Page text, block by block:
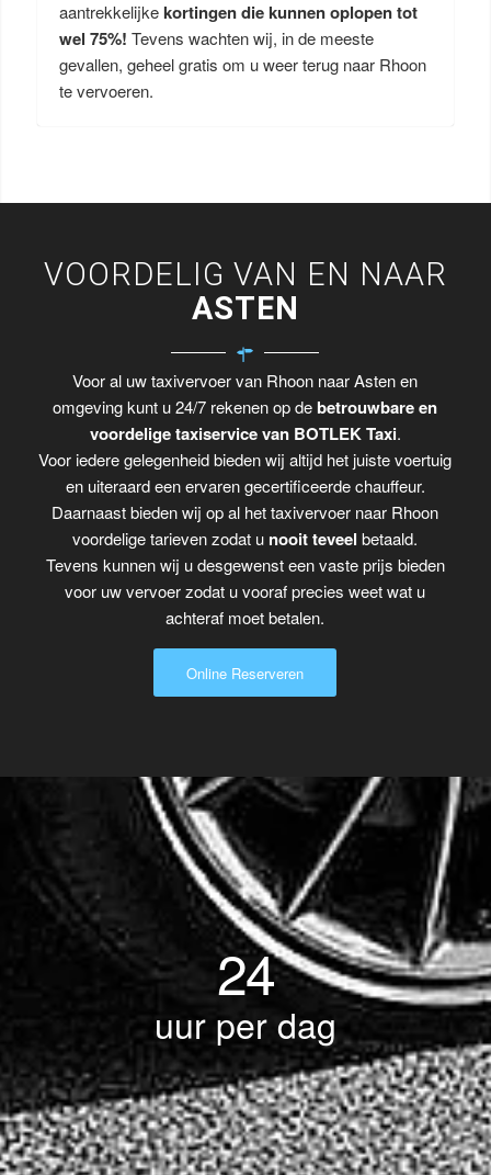
aantrekkelijkekortingen die kunnen oplopen tot
wel 75%! Tevens wachten wij, in de meeste
gevallen, geheel gratis om u weer terug naar Rhoon
te vervoeren.
VOORDELIG VAN EN NAAR
ASTEN
Voor al uw taxivervoer van Rhoon naar Asten en
omgeving kunt u 24/7 rekenen op debetrouwbare en
voordelige taxiservice van BOTLEK Taxi.
Voor iedere gelegenheid bieden wij altijd het juiste voertuig
en uiteraard een ervaren gecertificeerde chauffeur.
Daarnaast bieden wij op al het taxivervoer naar Rhoon
voordelige tarieven zodat u nooit teveel betaald.
Tevens kunnen wij u desgewenst een vaste prijs bieden
voor uw vervoer zodat u vooraf precies weet wat u
achteraf moet betalen.
Online Reserveren
24
uur per dag